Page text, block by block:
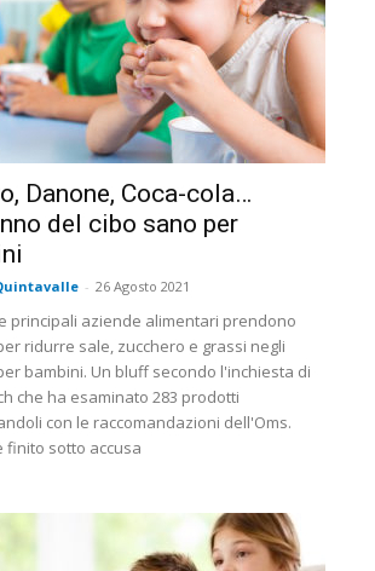
Danone, Coca-cola…
del cibo sano per
- 26 Agosto 2021
principali aziende alimentari prendono
ridurre sale, zucchero e grassi negli
bambini. Un bluff secondo l'inchiesta di
che ha esaminato 283 prodotti
con le raccomandazioni dell'Oms.
finito sotto accusa